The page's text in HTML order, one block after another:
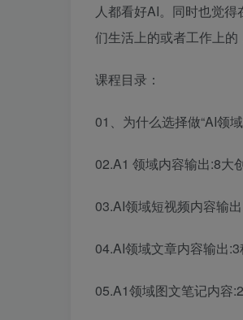
人都看好AI。同时也觉
们生活上的或者工作上的
课程目录：
01、为什么选择做“AI领
02.A1 领域内容输出:8大
03.AI领域短视频内容输
04.AI领域文章内容输出
05.A1领域图文笔记内容